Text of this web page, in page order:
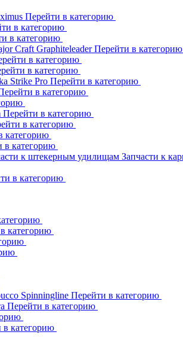
Перейти в категорию
в категорию
в категорию
Craft GraphiteleaderПерейти в категорию
в категорию
в категорию
Strike Pro Перейти в категорию
в категорию
Перейти в категорию
в категорию
категорию
в категорию
к штекерным удилищам Запчасти к
в категорию
категорию
Spinningline Перейти в категорию
Перейти в категорию
в категорию